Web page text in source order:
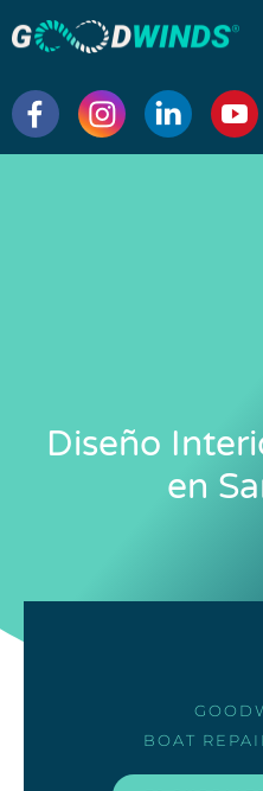
Diseño
en
BOAT